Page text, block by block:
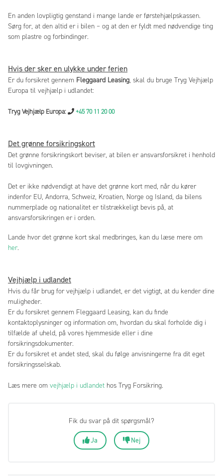
En anden lovpligtig genstand i mange lande er førstehjælpskassen.
Sørg for, at den altid er i bilen – og at den er fyldt med nødvendige ting
som plastre og forbindinger.
Hvis der sker en ulykke under ferien
Er du forsikret gennem Fleggaard Leasing, skal du bruge Tryg Vejhjælp
Europa til vejhjælp i udlandet:
Tryg Vejhjælp Europa: +45 70 11 20 00
Det grønne forsikringskort
Det grønne forsikringskort beviser, at bilen er ansvarsforsikret i henhold
til lovgivningen.
Det er ikke nødvendigt at have det grønne kort med, når du kører
indenfor EU, Andorra, Schweiz, Kroatien, Norge og Island, da bilens
nummerplade og nationalitet er tilstrækkeligt bevis på, at
ansvarsforsikringen er i orden.
Lande hvor det grønne kort skal medbringes, kan du læse mere om
her.
Vejhjælp i udlandet
Hvis du får brug for vejhjælp i udlandet, er det vigtigt, at du kender dine
muligheder.
Er du forsikret gennem Fleggaard Leasing, kan du finde
kontaktoplysninger og information om, hvordan du skal forholde dig i
tilfælde af uheld, på vores hjemmeside eller i dine
forsikringsdokumenter.
Er du forsikret et andet sted, skal du følge anvisningerne fra dit eget
forsikringsselskab.
Læs mere om vejhjælp i udlandet hos Tryg Forsikring.
Fik du svar på dit spørgsmål?
Ja Nej